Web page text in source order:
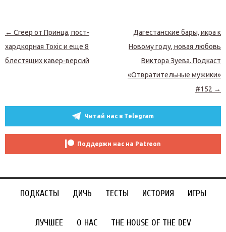
Навигация по записям
← Creep от Принца, пост-
хардкорная Toxic и еще 8
блестящих кавер-версий
Дагестанские бары, икра к
Новому году, новая любовь
Виктора Зуева. Подкаст
«Отвратительные мужики»
#152 →
Читай нас в Telegram
Поддержи нас на Patreon
ПОДКАСТЫ ДИЧЬ ТЕСТЫ ИСТОРИЯ ИГРЫ
ЛУЧШЕЕ О НАС THE HOUSE OF THE DEV